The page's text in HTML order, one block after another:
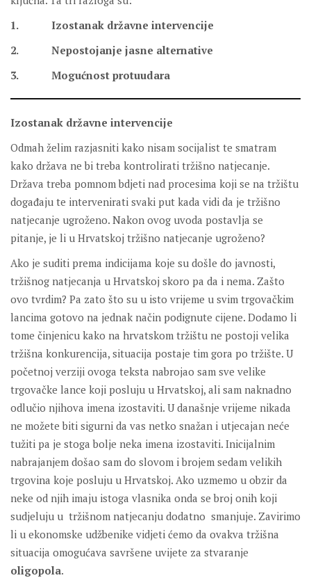
1. Izostanak državne intervencije
2. Nepostojanje jasne alternative
3. Mogućnost protuudara
Izostanak državne intervencije
Odmah želim razjasniti kako nisam socijalist te smatram
kako država ne bi treba kontrolirati tržišno natjecanje.
Država treba pomnom bdjeti nad procesima koji se na tržištu
događaju te intervenirati svaki put kada vidi da je tržišno
natjecanje ugroženo. Nakon ovog uvoda postavlja se
pitanje, je li u Hrvatskoj tržišno natjecanje ugroženo?
Ako je suditi prema indicijama koje su došle do javnosti,
tržišnog natjecanja u Hrvatskoj skoro pa da i nema. Zašto
ovo tvrdim? Pa zato što su u isto vrijeme u svim trgovačkim
lancima gotovo na jednak način podignute cijene. Dodamo li
tome činjenicu kako na hrvatskom tržištu ne postoji velika
tržišna konkurencija, situacija postaje tim gora po tržište. U
početnoj verziji ovoga teksta nabrojao sam sve velike
trgovačke lance koji posluju u Hrvatskoj, ali sam naknadno
odlučio njihova imena izostaviti. U današnje vrijeme nikada
ne možete biti sigurni da vas netko snažan i utjecajan neće
tužiti pa je stoga bolje neka imena izostaviti. Inicijalnim
nabrajanjem došao sam do slovom i brojem sedam velikih
trgovina koje posluju u Hrvatskoj. Ako uzmemo u obzir da
neke od njih imaju istoga vlasnika onda se broj onih koji
sudjeluju u tržišnom natjecanju dodatno smanjuje. Zavirimo
li u ekonomske udžbenike vidjeti ćemo da ovakva tržišna
situacija omogućava savršene uvijete za stvaranje
oligopola.